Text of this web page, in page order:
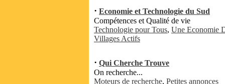
· Economie et Technologie du Sud
Compétences et Qualité de vie
Technologie pour Tous, Une Economie
Villages Actifs
· Qui Cherche Trouve
On recherche...
Moteurs de recherche, Petites annonces